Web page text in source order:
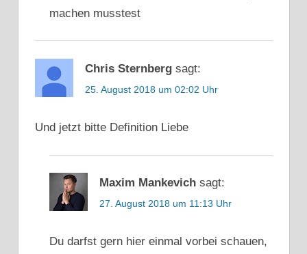
machen musstest
Chris Sternberg sagt:
25. August 2018 um 02:02 Uhr
Und jetzt bitte Definition Liebe
Maxim Mankevich sagt:
27. August 2018 um 11:13 Uhr
Du darfst gern hier einmal vorbei schauen,